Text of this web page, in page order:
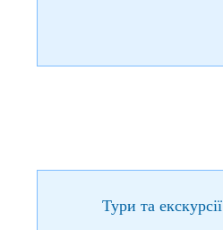
Тури та екскурсії